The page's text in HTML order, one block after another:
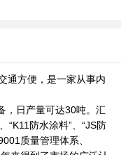
通方便，是一家从事内
，日产量可达30吨。汇
“K11防水涂料”、“JS防
质量管理体系、